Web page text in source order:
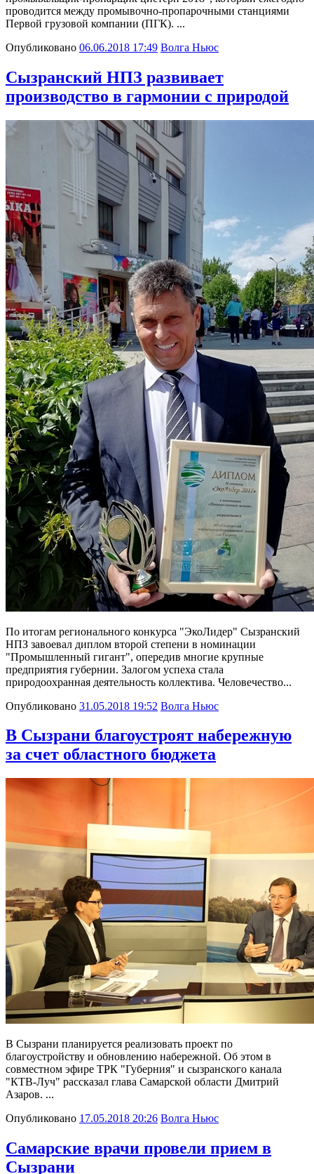
проводится между промывочно-пропарочными станциями
Первой грузовой компании (ПГК). ...
Опубликовано 06.06.2018 17:49 Волга Ньюс
Сызранский НПЗ развивает
производство в гармонии с природой
По итогам регионального конкурса "ЭкоЛидер" Сызранский
НПЗ завоевал диплом второй степени в номинации
"Промышленный гигант", опередив многие крупные
предприятия губернии. Залогом успеха стала
природоохранная деятельность коллектива. Человечество...
Опубликовано 31.05.2018 19:52 Волга Ньюс
В Сызрани благоустроят набережную
за счет областного бюджета
В Сызрани планируется реализовать проект по
благоустройству и обновлению набережной. Об этом в
совместном эфире ТРК "Губерния" и сызранского канала
"КТВ-Луч" рассказал глава Самарской области Дмитрий
Азаров. ...
Опубликовано 17.05.2018 20:26 Волга Ньюс
Самарские врачи провели прием в
Сызрани